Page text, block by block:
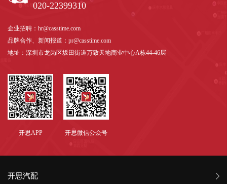
020-22399310
企业招聘：hr@casstime.com
品牌合作、新闻报道：pr@casstime.com
地址：深圳市龙岗区坂田街道万致天地商业中心A栋44-46层
开思APP 开思微信公众号
开思汽配